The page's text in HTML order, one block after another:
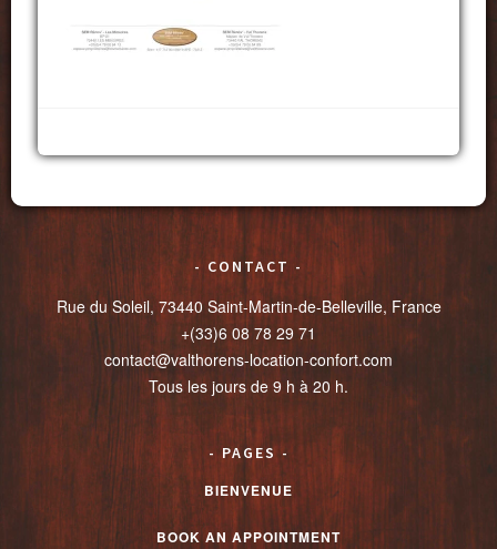
CONTACT
Rue du Soleil, 73440 Saint-Martin-de-Belleville, France
+(33)6 08 78 29 71
contact@valthorens-location-confort.com
Tous les jours de 9 h à 20 h.
PAGES
BIENVENUE
BOOK AN APPOINTMENT